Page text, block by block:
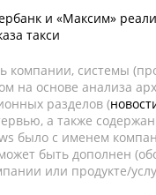
и «Максим»
такси
системы
на основе анализа
разделов (
а также
было с именем
быть дополнен
или продукте/